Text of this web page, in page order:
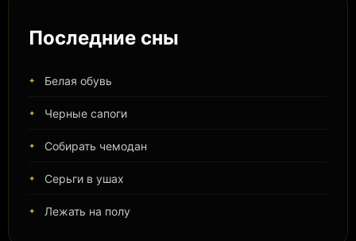
Последние сны
Белая обувь
Черные сапоги
Собирать чемодан
Серьги в ушах
Лежать на полу